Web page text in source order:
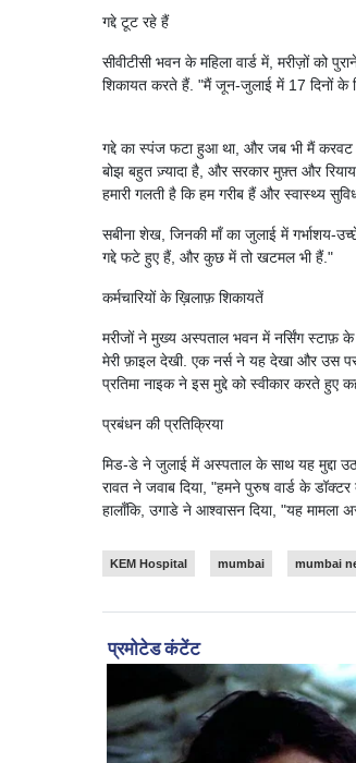
गद्दे टूट रहे हैं
सीवीटीसी भवन के महिला वार्ड में, मरीज़ों को
शिकायत करते हैं. "मैं जून-जुलाई में 17 दिनों के
गद्दे का स्पंज फटा हुआ था, और जब भी मैं करवट
बोझ बहुत ज़्यादा है, और सरकार मुफ़्त और
हमारी गलती है कि हम गरीब हैं और स्वास्थ्य
सबीना शेख, जिनकी माँ का जुलाई में गर्भाशय-
गद्दे फटे हुए हैं, और कुछ में तो खटमल भी हैं."
कर्मचारियों के ख़िलाफ़ शिकायतें
मरीजों ने मुख्य अस्पताल भवन में नर्सिंग स्टाफ़
मेरी फ़ाइल देखी. एक नर्स ने यह देखा और उस
प्रतिमा नाइक ने इस मुद्दे को स्वीकार करते
प्रबंधन की प्रतिक्रिया
मिड-डे ने जुलाई में अस्पताल के साथ यह मुद्दा
रावत ने जवाब दिया, "हमने पुरुष वार्ड के
हालाँकि, उगाडे ने आश्वासन दिया, "यह मामला
KEM Hospital mumbai mumbai